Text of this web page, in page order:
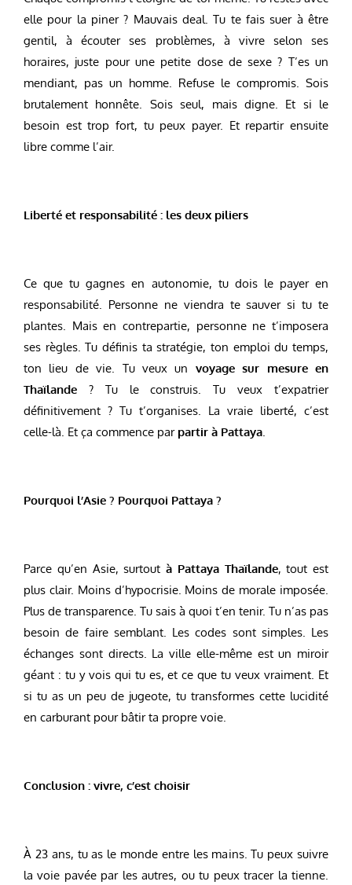
elle pour la piner ? Mauvais deal. Tu te fais suer à être
gentil, à écouter ses problèmes, à vivre selon ses
horaires, juste pour une petite dose de sexe ? T’es un
mendiant, pas un homme. Refuse le compromis. Sois
brutalement honnête. Sois seul, mais digne. Et si le
besoin est trop fort, tu peux payer. Et repartir ensuite
libre comme l’air.
Liberté et responsabilité : les deux piliers
Ce que tu gagnes en autonomie, tu dois le payer en
responsabilité. Personne ne viendra te sauver si tu te
plantes. Mais en contrepartie, personne ne t’imposera
ses règles. Tu définis ta stratégie, ton emploi du temps,
ton lieu de vie. Tu veux un voyage sur mesure en
Thaïlande ? Tu le construis. Tu veux t’expatrier
définitivement ? Tu t’organises. La vraie liberté, c’est
celle-là. Et ça commence par partir à Pattaya.
Pourquoi l’Asie ? Pourquoi Pattaya ?
Parce qu’en Asie, surtout à Pattaya Thaïlande, tout est
plus clair. Moins d’hypocrisie. Moins de morale imposée.
Plus de transparence. Tu sais à quoi t’en tenir. Tu n’as pas
besoin de faire semblant. Les codes sont simples. Les
échanges sont directs. La ville elle-même est un miroir
géant : tu y vois qui tu es, et ce que tu veux vraiment. Et
si tu as un peu de jugeote, tu transformes cette lucidité
en carburant pour bâtir ta propre voie.
Conclusion : vivre, c’est choisir
À 23 ans, tu as le monde entre les mains. Tu peux suivre
la voie pavée par les autres, ou tu peux tracer la tienne.